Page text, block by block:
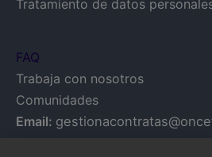
Tratamiento de datos
FAQ
Trabaja con nosotros
Comunidades
Email: